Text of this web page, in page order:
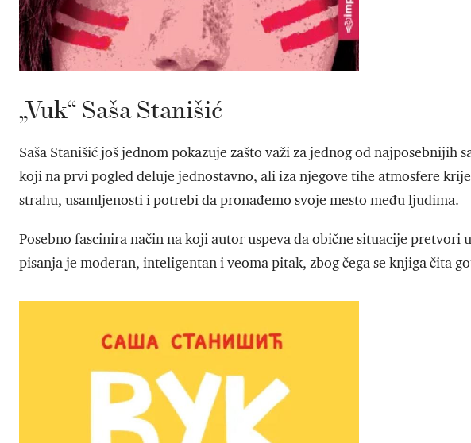
„Vuk“ Saša Stanišić
Saša Stanišić još jednom pokazuje zašto važi za jednog od najposebnijih
koji na prvi pogled deluje jednostavno, ali iza njegove tihe atmosfere
strahu, usamljenosti i potrebi da pronađemo svoje mesto među ljudima.
Posebno fascinira način na koji autor uspeva da obične situacije pretvori
pisanja je moderan, inteligentan i veoma pitak, zbog čega se knjiga čita